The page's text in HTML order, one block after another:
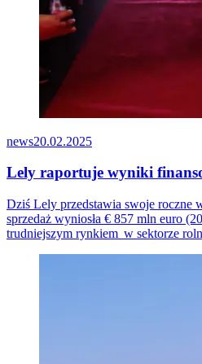
news20.02.2025
Lely raportuje wyniki
Dziś Lely przedstawia swoje roczne
sprzedaż wyniosła € 857 mln euro
trudniejszym rynkiem w sektorze